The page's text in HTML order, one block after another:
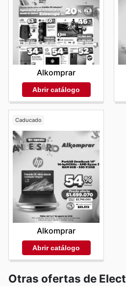
Alkomprar
Abrir catálogo
Caducado
Alkomprar
Abrir catálogo
Otras ofertas de